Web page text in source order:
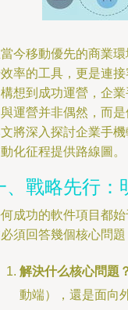
今移動優先的商業
率的工具，更是連
想到成功運營，企
運營并非偶然，而
將深入探討企業手
化征程提供路線圖。
、戰略先行：
成功的軟件項目都
須回答幾個核心問題
解決什么核心問題
動端），還是面向